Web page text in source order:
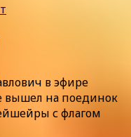
в эфире
вышел на поединок
с флагом